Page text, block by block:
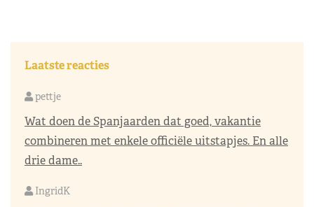
Laatste reacties
pettje
Wat doen de Spanjaarden dat goed, vakantie
combineren met enkele officiële uitstapjes. En alle
drie dame..
IngridK